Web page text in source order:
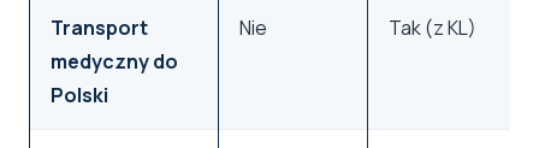
Transport
medyczny do
Polski
Nie Tak (z KL)